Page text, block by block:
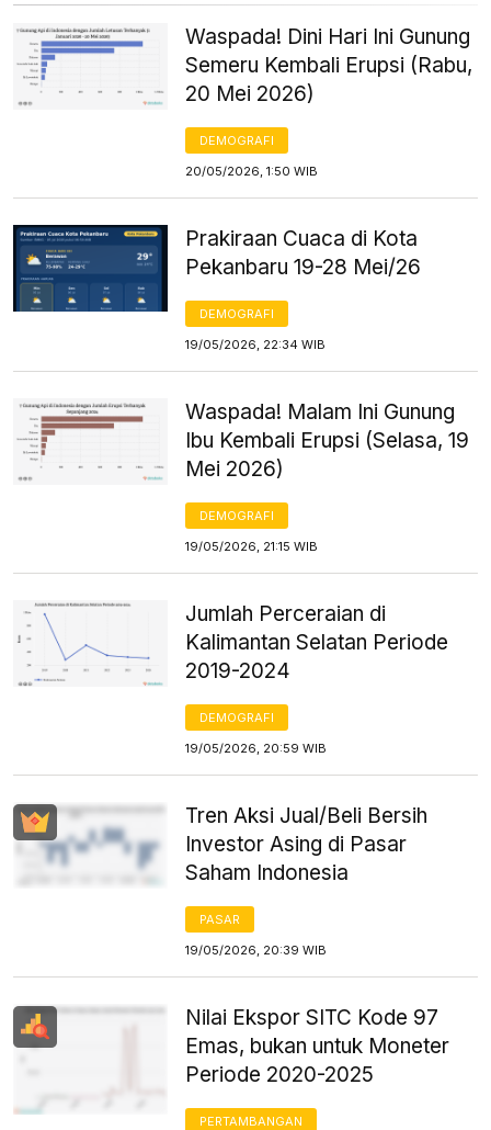
Waspada! Dini Hari Ini Gunung
Semeru Kembali Erupsi (Rabu,
20 Mei 2026)
DEMOGRAFI
20/05/2026, 1:50 WIB
Prakiraan Cuaca di Kota
Pekanbaru 19-28 Mei/26
DEMOGRAFI
19/05/2026, 22:34 WIB
Waspada! Malam Ini Gunung
Ibu Kembali Erupsi (Selasa, 19
Mei 2026)
DEMOGRAFI
19/05/2026, 21:15 WIB
Jumlah Perceraian di
Kalimantan Selatan Periode
2019-2024
DEMOGRAFI
19/05/2026, 20:59 WIB
Tren Aksi Jual/Beli Bersih
Investor Asing di Pasar
Saham Indonesia
PASAR
19/05/2026, 20:39 WIB
Nilai Ekspor SITC Kode 97
Emas, bukan untuk Moneter
Periode 2020-2025
PERTAMBANGAN